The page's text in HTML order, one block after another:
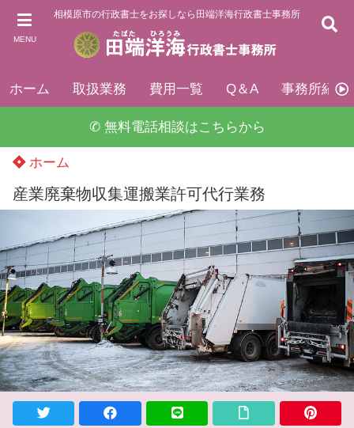
MENU
相模原市の行政書士をお探しなら田端洋海行政書士事務所
ホーム 取扱業務 費用一覧 Q＆A 事務所紹介
✆ 無料電話相談はこちらから
ホーム
産業廃棄物収集運搬業許可代行業務